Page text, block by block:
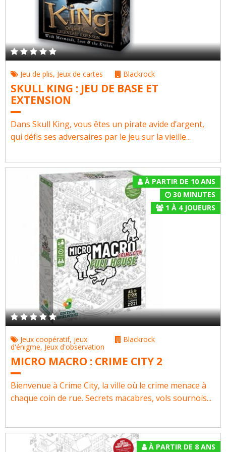
Jeu de plis, Jeux de cartes Blackrock
SKULL KING : JEU DE BASE ET
EXTENSION
Dans Skull King, vous êtes un pirate avide d’argent,
qui défis ses adversaires par le jeu sur la vieille...
À PARTIR DE 10 ANS
30 MINUTES
1 À 4JOUEURS
Jeux coopératif, jeux
d'énigme, Jeux d'observation
Blackrock
MICRO MACRO : CRIME CITY 2
Bienvenue à Crime City, la ville où le crime menace à
chaque coin de rue. Secrets macabres, vols sournois...
À PARTIR DE 8 ANS